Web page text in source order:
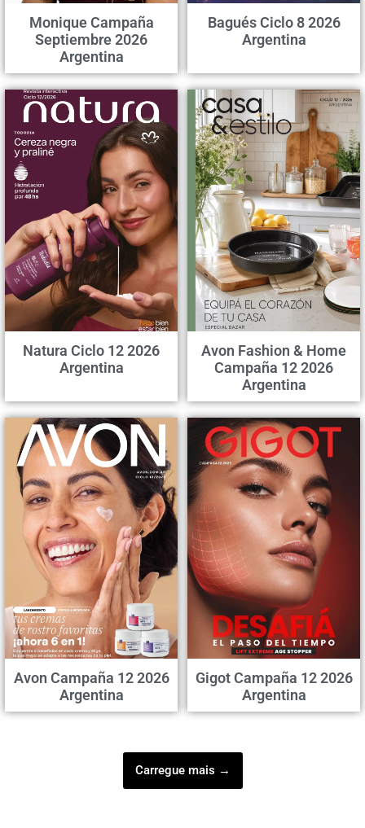
Monique Campaña
Septiembre 2026
Argentina
Bagués Ciclo 8 2026
Argentina
Natura Ciclo 12 2026
Argentina
Avon Fashion & Home
Campaña 12 2026
Argentina
Avon Campaña 12 2026
Argentina
Gigot Campaña 12 2026
Argentina
Carregue mais →